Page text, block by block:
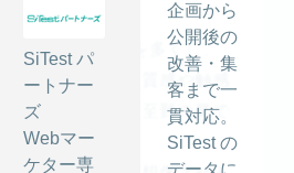
SiTest パ
ートナー
ズ
Webマー
ケター専
企画から
公開後の
改善・集
客まで一
貫対応。
SiTest の
データに
います。
イトが写真の数を多くし、
していますが、質感や触感
まで伝えるのは至難の業で